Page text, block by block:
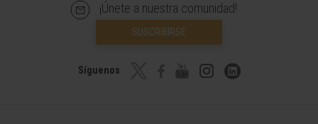
¡Únete a nuestra comunidad!
SUSCRIBIRSE
Síguenos